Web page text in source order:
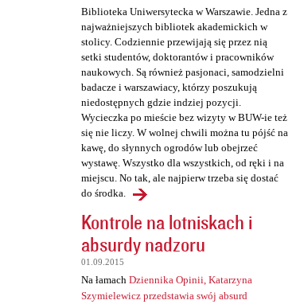
Biblioteka Uniwersytecka w Warszawie. Jedna z
najważniejszych bibliotek akademickich w
stolicy. Codziennie przewijają się przez nią
setki studentów, doktorantów i pracowników
naukowych. Są również pasjonaci, samodzielni
badacze i warszawiacy, którzy poszukują
niedostępnych gdzie indziej pozycji.
Wycieczka po mieście bez wizyty w BUW-ie też
się nie liczy. W wolnej chwili można tu pójść na
kawę, do słynnych ogrodów lub obejrzeć
wystawę. Wszystko dla wszystkich, od ręki i na
miejscu. No tak, ale najpierw trzeba się dostać
do środka.
Kontrole na lotniskach i
absurdy nadzoru
01.09.2015
Na łamach Dziennika Opinii, Katarzyna
Szymielewicz przedstawia swój absurd